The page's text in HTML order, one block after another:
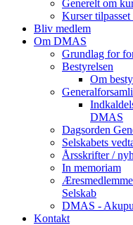
Generelt om
Kurser
Bliv medlem
Om DMAS
Grundlag for
Bestyrelsen
Om
DMAS
Dagsorden
Selskabets
Årsskrifter /
In memoriam
Selskab
DMAS -
Kontakt